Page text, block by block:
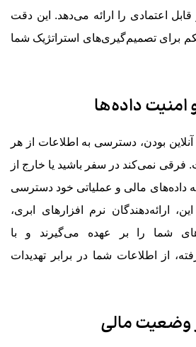
اعتمادی را ارائه می‌دهد. این دقت
برای تصمیم‌گیری‌های استراتژیک شما
داده‌ها
بودن، دسترسی به اطلاعات از هر
نمی‌کند در سفر باشید یا خارج از
داده‌های مالی و عملیاتی خود دسترسی
ارائه‌دهندگان نرم افزارهای ابری،
شما را بر عهده می‌گیرند و با
از اطلاعات شما در برابر تهدیدات
وضعیت مالی